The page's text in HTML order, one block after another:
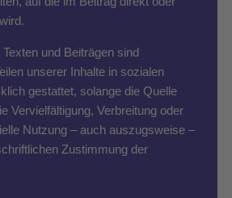
und Beiträgen sind
unserer Inhalte in sozialen
gestattet, solange die Quelle
Vervielfältigung, Verbreitung oder
Nutzung – auch auszugsweise –
Zustimmung der